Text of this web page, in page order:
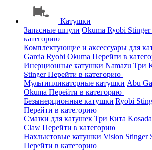
Катушки
Запасные шпули Okuma Ryobi Stinger
категорию
Комплектующие и аксессуары для
Garcia Ryobi Okuma Перейти в
Инерционные катушки Namazu Три
StingerПерейти в категорию
Мультипликаторные катушки Abu
Okuma Перейти в категорию
Безынерционные катушки Ryobi
Перейти в категорию
Смазки для катушек Три Кита
Claw Перейти в категорию
Нахлыстовые катушки Vision Stinger
Перейти в категорию